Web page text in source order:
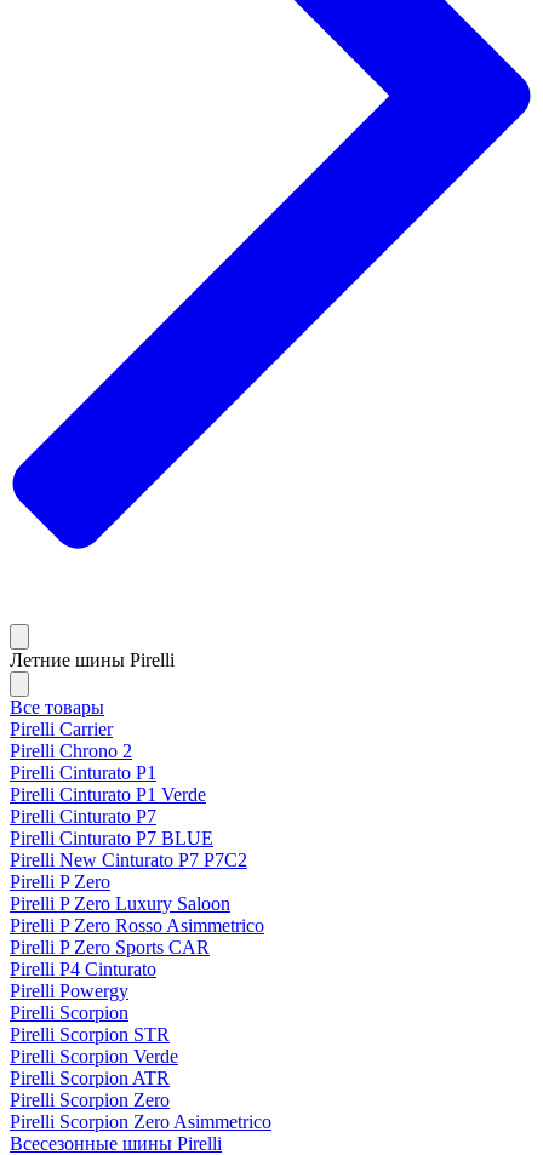
Летние шины Pirelli
Все товары
Pirelli Carrier
Pirelli Chrono 2
Pirelli Cinturato P1
Pirelli Cinturato P1 Verde
Pirelli Cinturato P7
Pirelli Cinturato P7 BLUE
Pirelli New Cinturato P7 P7C2
Pirelli P Zero
Pirelli P Zero Luxury Saloon
Pirelli P Zero Rosso Asimmetrico
Pirelli P Zero Sports CAR
Pirelli P4 Cinturato
Pirelli Powergy
Pirelli Scorpion
Pirelli Scorpion STR
Pirelli Scorpion Verde
Pirelli Scorpion ATR
Pirelli Scorpion Zero
Pirelli Scorpion Zero Asimmetrico
Всесезонные шины Pirelli